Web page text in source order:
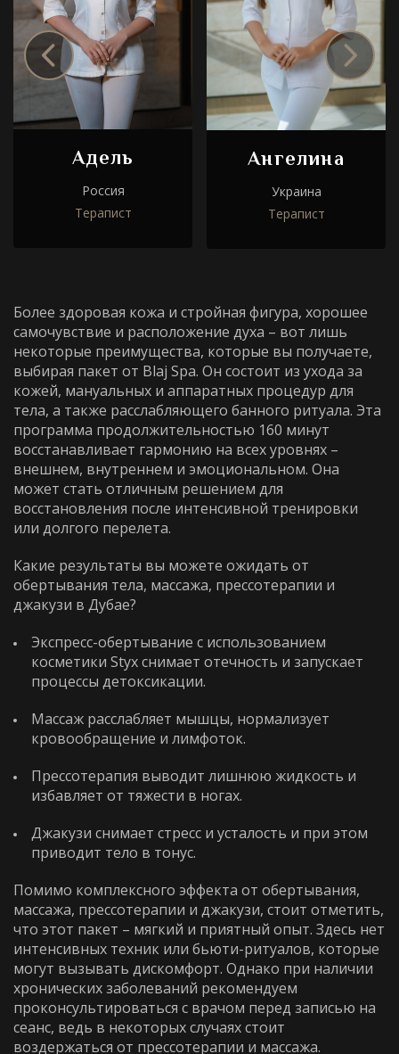
Адель
Россия
Терапист
Ангелина
Украина
Терапист
Более здоровая кожа и стройная фигура, хорошее
самочувствие и расположение духа – вот лишь
некоторые преимущества, которые вы получаете,
выбирая пакет от Blaj Spa. Он состоит из ухода за
кожей, мануальных и аппаратных процедур для
тела, а также расслабляющего банного ритуала. Эта
программа продолжительностью 160 минут
восстанавливает гармонию на всех уровнях –
внешнем, внутреннем и эмоциональном. Она
может стать отличным решением для
восстановления после интенсивной тренировки
или долгого перелета.
Какие результаты вы можете ожидать от
обертывания тела, массажа, прессотерапии и
джакузи в Дубае?
Экспресс-обертывание с использованием
косметики Styx снимает отечность и запускает
процессы детоксикации.
Массаж расслабляет мышцы, нормализует
кровообращение и лимфоток.
Прессотерапия выводит лишнюю жидкость и
избавляет от тяжести в ногах.
Джакузи снимает стресс и усталость и при этом
приводит тело в тонус.
Помимо комплексного эффекта от обертывания,
массажа, прессотерапии и джакузи, стоит отметить,
что этот пакет – мягкий и приятный опыт. Здесь нет
интенсивных техник или бьюти-ритуалов, которые
могут вызывать дискомфорт. Однако при наличии
хронических заболеваний рекомендуем
проконсультироваться с врачом перед записью на
сеанс, ведь в некоторых случаях стоит
воздержаться от прессотерапии и массажа.
Я принимаюПолитику конфиденциальности
ЗАБРОНИРОВАТЬ
WhatsApp Telephone
Выберите процедуру
Я принимаюПолитику конфиденциальности
ЗАБРОНИРОВАТЬ